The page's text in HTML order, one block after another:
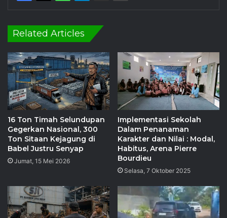
Related Articles
16 Ton Timah Selundupan
Gegerkan Nasional, 300
Ton Sitaan Kejagung di
Babel Justru Senyap
Jumat, 15 Mei 2026
Implementasi Sekolah
Dalam Penanaman
Karakter dan Nilai : Modal,
Habitus, Arena Pierre
Bourdieu
Selasa, 7 Oktober 2025